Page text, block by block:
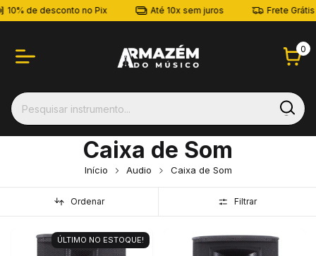
de desconto no Pix Até 10x sem juros Frete Grátis
0
Caixa de Som
Início Audio Caixa de Som
Ordenar Filtrar
ÚLTIMO NO ESTOQUE!